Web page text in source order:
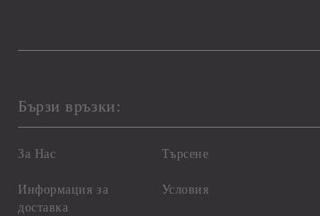
Бързи връзки:
За Нас
Информация за
доставка
Търсене
Условия